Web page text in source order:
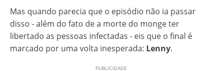
Mas quando parecia que o episódio não ia passar
disso - além do fato de a morte do monge ter
libertado as pessoas infectadas - eis que o final é
marcado por uma volta inesperada: Lenny.